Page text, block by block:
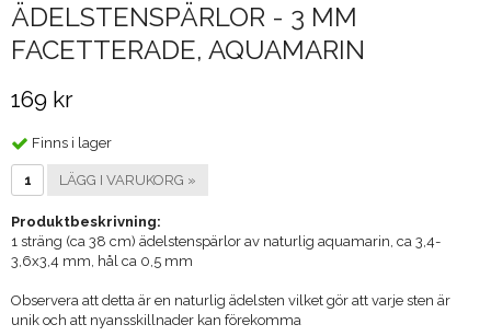
ÄDELSTENSPÄRLOR - 3 MM
FACETTERADE, AQUAMARIN
169 kr
Finns i lager
LÄGG I VARUKORG »
Produktbeskrivning:
1 sträng (ca 38 cm) ädelstenspärlor av naturlig aquamarin, ca 3,4-
3,6x3,4 mm, hål ca 0,5 mm
​Observera att detta är en naturlig ädelsten vilket gör att varje sten är
unik och att nyansskillnader kan förekomma